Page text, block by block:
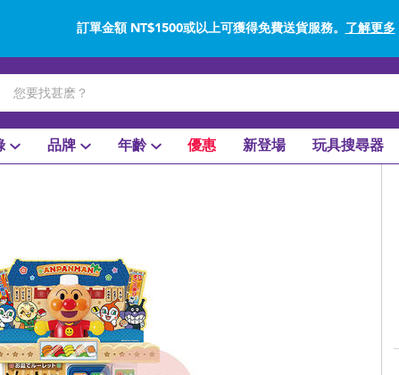
訂單金額 NT$1500或以上可獲得免費送貨服務。 了解更多
網上購買並使用門市取貨在店內取貨。了解更多
品牌 年齡 優惠 新登場 玩具搜尋器